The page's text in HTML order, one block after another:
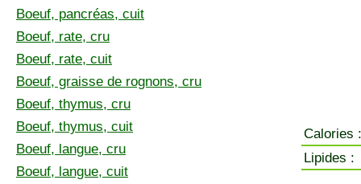
Boeuf, pancréas, cuit
Boeuf, rate, cru
Boeuf, rate, cuit
Boeuf, graisse de rognons, cru
Boeuf, thymus, cru
Boeuf, thymus, cuit
Boeuf, langue, cru
Boeuf, langue, cuit
Calories :
Lipides :